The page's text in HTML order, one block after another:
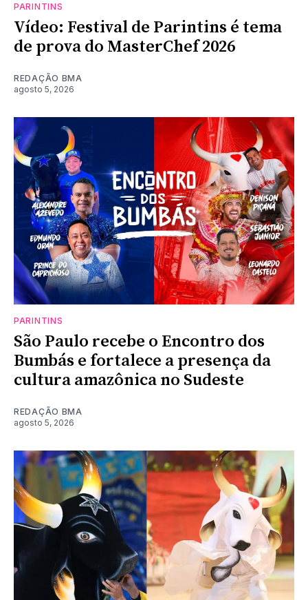
PARINTINS
Vídeo: Festival de Parintins é tema
de prova do MasterChef 2026
REDAÇÃO BMA
agosto 5, 2026
PARINTINS
São Paulo recebe o Encontro dos
Bumbás e fortalece a presença da
cultura amazônica no Sudeste
REDAÇÃO BMA
agosto 5, 2026